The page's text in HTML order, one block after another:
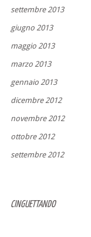
settembre 2013
giugno 2013
maggio 2013
marzo 2013
gennaio 2013
dicembre 2012
novembre 2012
ottobre 2012
settembre 2012
CINGUETTANDO